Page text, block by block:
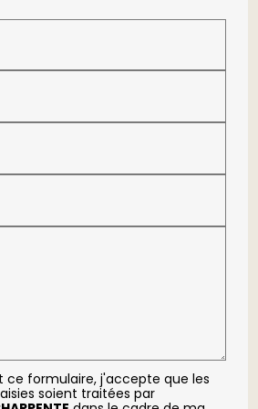
ce formulaire, j'accepte que les
soient traitées par